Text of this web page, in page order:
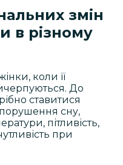
змін
в різному
коли її
До
ставитися
сну,
пітливість,
при